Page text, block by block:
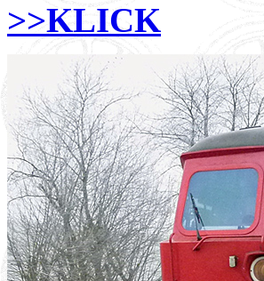
>>KLICK